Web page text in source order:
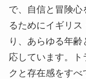
で、自信と冒険
るためにイギリ
り、あらゆる年
応しています。ト
クと存在感をす